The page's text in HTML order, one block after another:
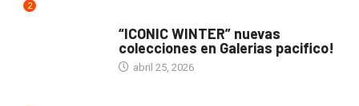
2
“ICONIC WINTER” nuevas
colecciones en Galerias pacifico!
abril 25, 2026